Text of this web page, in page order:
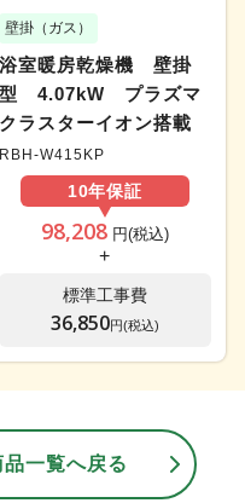
壁掛（ガス）
浴室暖房乾燥機 壁掛
型 4.07kW プラズマ
クラスターイオン搭載
RBH-W415KP
10年保証
98,208 円(税込)
+
標準工事費
36,850円(税込)
一覧へ戻る